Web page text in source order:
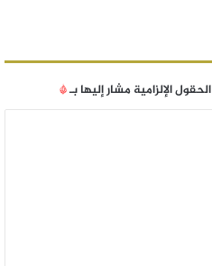
الحقول الإلزامية مشار إليها بـ*